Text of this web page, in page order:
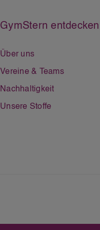
GymStern entdecken
Über uns
Vereine & Teams
Nachhaltigkeit
Unsere Stoffe